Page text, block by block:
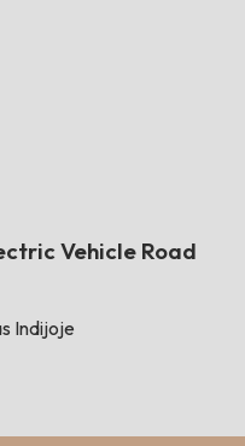
Vehicle Road
Indijoje